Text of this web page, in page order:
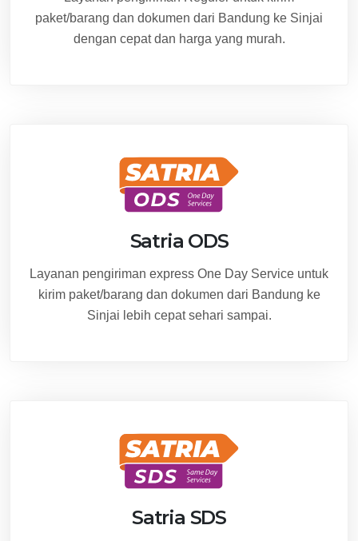
paket/barang dan dokumen dari Bandung ke Sinjai
dengan cepat dan harga yang murah.
Satria ODS
Layanan pengiriman express One Day Service untuk
kirim paket/barang dan dokumen dari Bandung ke
Sinjai lebih cepat sehari sampai.
Satria SDS